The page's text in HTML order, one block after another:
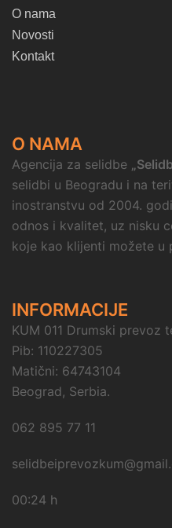
O nama
Novosti
Kontakt
O NAMA
Agencija za selidbe
selidbi u Beogradu i na
inostranstvu od 2004.
odnos i kvalitet, uz nisku
koje kao klijenti možete u
INFORMACIJE
KUM 011 Drumski prevoz
Pib: 110227305
Matični: 64743104
Beograd, Serbia.
062 895 77 11
00:24 h